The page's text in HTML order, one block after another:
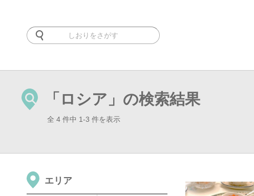
「ロシア」の検索結果
全 4 件中 1-3 件を表示
エリア